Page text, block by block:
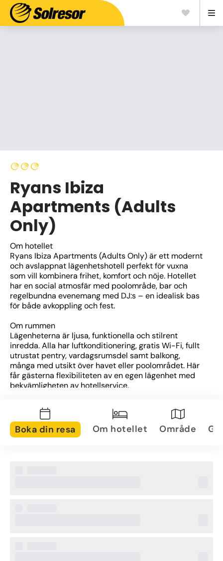
Ryans Ibiza
Apartments (Adults
Only)
Om hotellet
Ryans Ibiza Apartments (Adults Only) är ett modernt
och avslappnat lägenhetshotell perfekt för vuxna
som vill kombinera frihet, komfort och nöje. Hotellet
har en social atmosfär med poolområde, bar och
regelbundna evenemang med DJ:s – en idealisk bas
för både avkoppling och fest.
Om rummen
Lägenheterna är ljusa, funktionella och stilrent
inredda. Alla har luftkonditionering, gratis Wi-Fi, fullt
utrustat pentry, vardagsrumsdel samt balkong,
många med utsikt över havet eller poolområdet. Här
får gästerna flexibiliteten av en egen lägenhet med
bekvämligheten av hotellservice.
Om området
Hotellet ligger vid Playa Figueretas, bara en kort
promenad från Ibiza stad och dess livliga
hamnområde. Stranden finns precis utanför dörren,
Boka din resa Om hotellet Område